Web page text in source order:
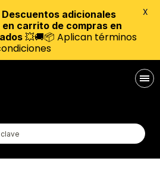
Descuentos adicionales
carrito de compras en
💥🚚📦 Aplican términos
X